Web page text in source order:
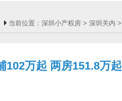
当前位置： 深圳小产权房 > 深圳关内 >
102万起 两房151.8万起